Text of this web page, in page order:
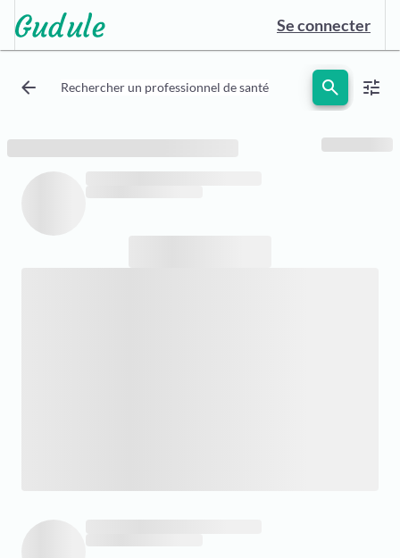
Se connecter
arrow_back Rechercher un professionnel de santé search tune